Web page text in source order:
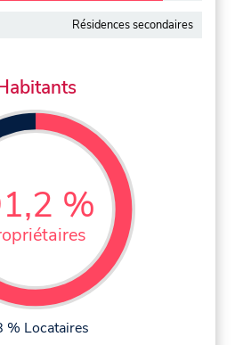
Résidences secondaires
%
% Locataires